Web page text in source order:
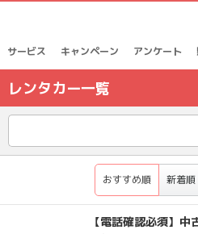
サービス キャンペーン アンケート
レンタカー一覧
おすすめ順 新着順
【電話確認必須】